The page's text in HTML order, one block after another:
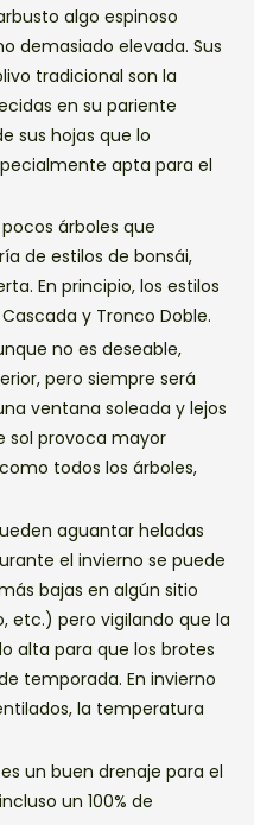
algo espinoso
demasiado elevada. Sus
tradicional son la
en su pariente
sus hojas que lo
apta para el
árboles que
de estilos de bonsái,
En principio, los estilos
y Tronco Doble.
no es deseable,
pero siempre será
ventana soleada y lejos
sol provoca mayor
todos los árboles,
aguantar heladas
el invierno se puede
bajas en algún sitio
etc.) pero vigilando que la
alta para que los brotes
temporada. En invierno
la temperatura
un buen drenaje para el
un 100% de